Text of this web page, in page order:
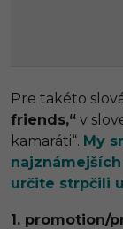
Pre takéto
friends,“ v
kamaráti“. My
určite strpčili
1. promotion/